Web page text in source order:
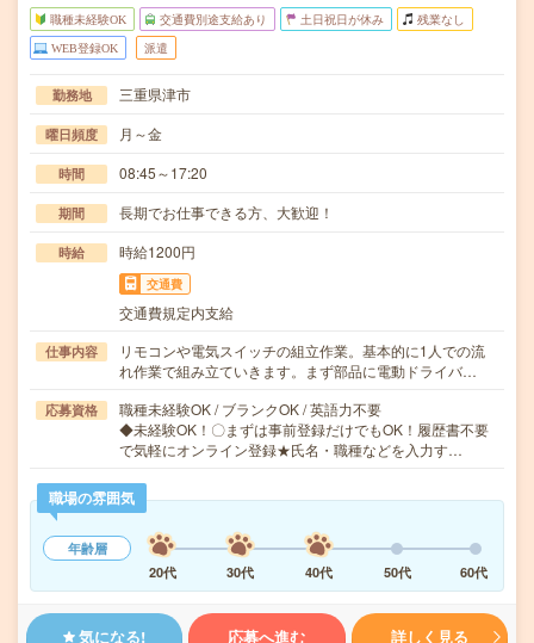
職種未経験OK 交通費別途支給あり 土日祝日が休み 残業なし
WEB登録OK 派遣
勤務地 三重県津市
曜日頻度 月～金
時間 08:45～17:20
期間 長期でお仕事できる方、大歓迎！
時給 時給1200円
交通費
交通費規定内支給
仕事内容
リモコンや電気スイッチの組立作業。基本的に1人での流
れ作業で組み立ていきます。まず部品に電動ドライバ…
応募資格
職種未経験OK / ブランクOK / 英語力不要
◆未経験OK！〇まずは事前登録だけでもOK！履歴書不要
で気軽にオンライン登録★氏名・職種などを入力す…
職場の雰囲気
年齢層
20代
30代 40代 50代 60代
気になる! 応募へ進む 詳しく見る